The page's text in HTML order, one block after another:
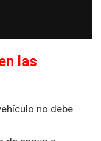
las
no debe